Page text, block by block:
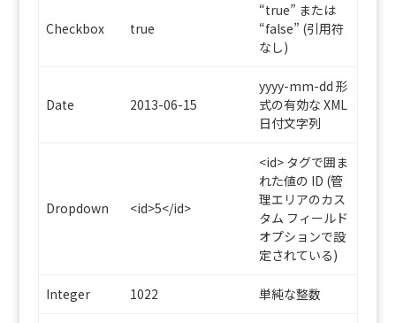
Checkbox true
“true” または
“false” (引用符
なし)
Date 2013-06-15
yyyy-mm-dd 形
式の有効な XML
日付文字列
Dropdown <id>5</id>
<id> タグで囲ま
れた値の ID (管
理エリアのカス
タム フィールド
オプションで設
定されている)
Integer 1022 単純な整数